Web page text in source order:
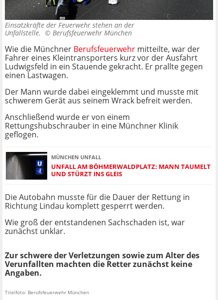
Einsatzkräfte der Feuerwehr stehen an der
Unfallstelle. © Berufsfeuerwehr München
Wie die Münchner Berufsfeuerwehr mitteilte, war der
Fahrer eines Kleintransporters kurz vor der Ausfahrt
Ludwigsfeld in ein Stauende gekracht. Er prallte gegen
einen Lastwagen.
Der Mann wurde dabei eingeklemmt und musste mit
schwerem Gerät aus seinem Wrack befreit werden.
Anschließend wurde er von einem
Rettungshubschrauber in eine Münchner Klinik
geflogen.
MÜNCHEN UNFALL
UNFALL AM BÖHMERWALDPLATZ: MANN TAUMELT
UND STÜRZT INS GLEIS
Die Autobahn musste für die Dauer der Rettung in
Richtung Lindau komplett gesperrt werden.
Wie groß der entstandenen Sachschaden ist, war
zunächst unklar.
Zur schwere der Verletzungen sowie zum Alter des
Verunfallten machten die Retter zunächst keine
Angaben.
Titelfoto: Berufsfeuerwehr München